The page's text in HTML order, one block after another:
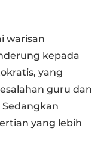
warisan
kepada
yang
guru dan
yang lebih